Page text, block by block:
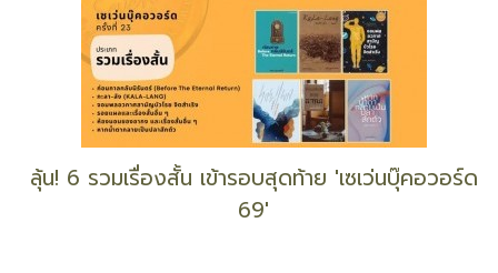
ลุ้น! 6 รวมเรื่องสั้น เข้ารอบสุดท้าย 'เซเว่นบุ๊คอวอร์ด
69'